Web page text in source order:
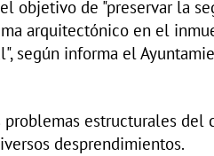
objetivo de "preservar la
arquitectónico en el
según informa el
estructurales del
desprendimientos.